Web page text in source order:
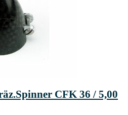
CFK 36 / 5,00